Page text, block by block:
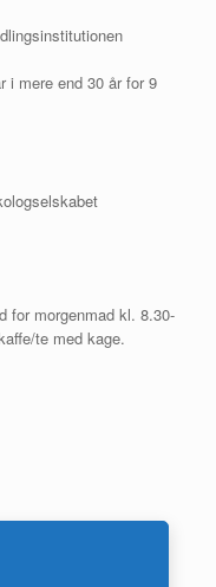
i mere end 30 år for 9
for morgenmad kl. 8.30-
te med kage.